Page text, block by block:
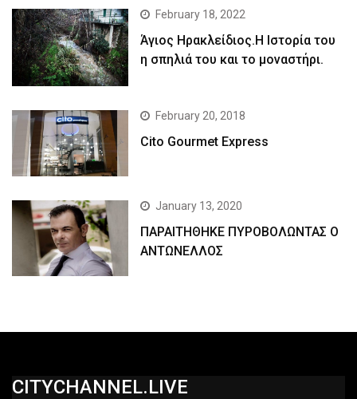
February 18, 2022
Άγιος Ηρακλείδιος.Η Ιστορία του
η σπηλιά του και το μοναστήρι.
February 20, 2018
Cito Gourmet Express
January 13, 2020
ΠΑΡΑΙΤΗΘΗΚΕ ΠΥΡΟΒΟΛΩΝΤΑΣ Ο
ΑΝΤΩΝΕΛΛΟΣ
CITYCHANNEL.LIVE